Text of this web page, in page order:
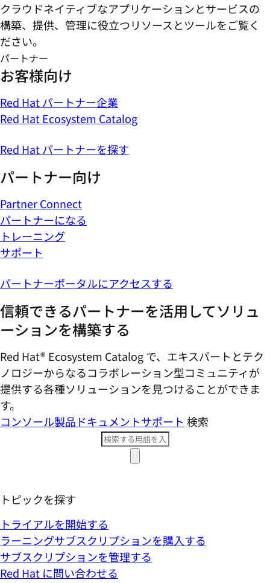
クラウドネイティブなアプリケーションとサービスの
構築、提供、管理に役立つリソースとツールをご覧く
ださい。
パートナー
お客様向け
Red Hat パートナー企業
Red Hat Ecosystem Catalog
Red Hat パートナーを探す
パートナー向け
Partner Connect
パートナーになる
トレーニング
サポート
パートナーポータルにアクセスする
信頼できるパートナーを活用してソリュ
ーションを構築する
Red Hat® Ecosystem Catalog で、エキスパートとテク
ノロジーからなるコラボレーション型コミ​ュニティが
提供する各種ソリューションを見つけることができま
す。
コンソール製品ドキュメントサポート 検索
トピックを探す
トライアルを開始する
ラーニングサブスクリプションを購入する
サブスクリプションを管理する
Red Hat に問い合わせる